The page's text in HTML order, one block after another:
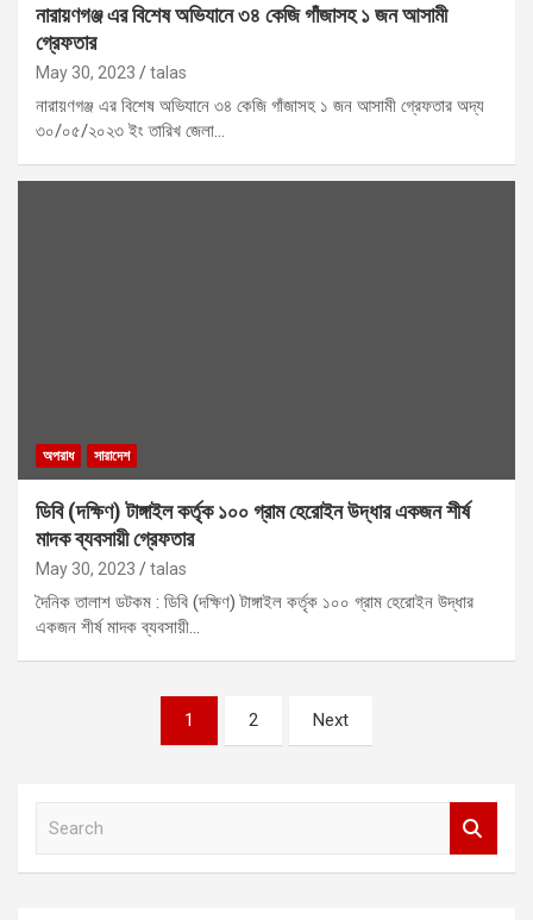
নারায়ণগঞ্জ এর বিশেষ অভিযানে ৩৪ কেজি গাঁজাসহ ১ জন আসামী
গ্রেফতার
May 30, 2023 talas
নারায়ণগঞ্জ এর বিশেষ অভিযানে ৩৪ কেজি গাঁজাসহ ১ জন আসামী গ্রেফতার অদ্য
৩০/০৫/২০২৩ ইং তারিখ জেলা…
অপরাধ সারাদেশ
ডিবি (দক্ষিণ) টাঙ্গাইল কর্তৃক ১০০ গ্রাম হেরোইন উদ্ধার একজন শীর্ষ
মাদক ব্যবসায়ী গ্রেফতার
May 30, 2023 talas
দৈনিক তালাশ ডটকম : ডিবি (দক্ষিণ) টাঙ্গাইল কর্তৃক ১০০ গ্রাম হেরোইন উদ্ধার
একজন শীর্ষ মাদক ব্যবসায়ী…
1 2 Next